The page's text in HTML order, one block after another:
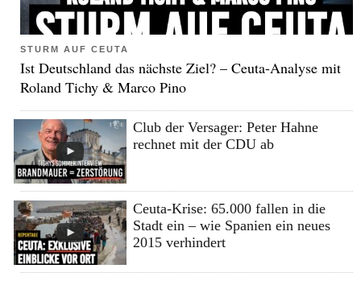
STURM AUF CEUTA
Ist Deutschland das nächste Ziel? – Ceuta-Analyse mit
Roland Tichy & Marco Pino
Club der Versager: Peter Hahne
rechnet mit der CDU ab
Ceuta-Krise: 65.000 fallen in die
Stadt ein – wie Spanien ein neues
2015 verhindert